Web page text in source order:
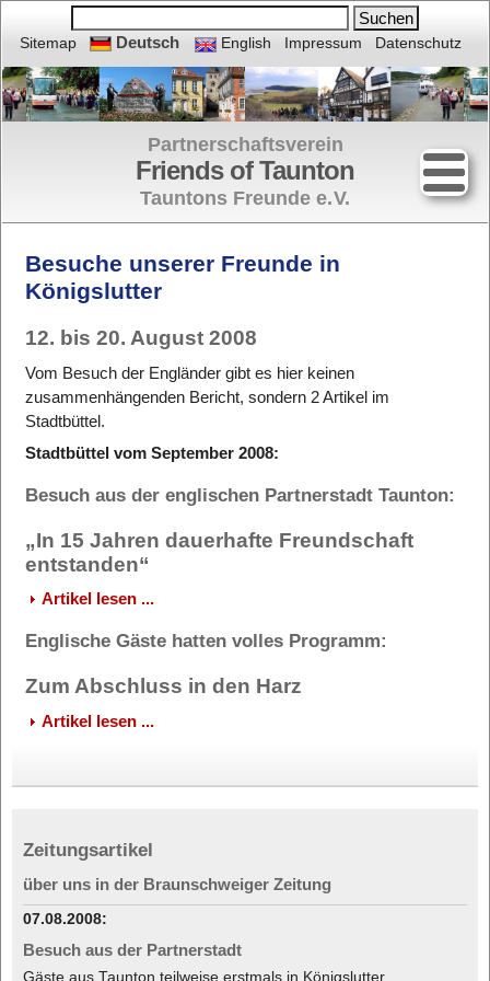
Sitemap Deutsch English Impressum Datenschutz
Partnerschaftsverein
Friends of Taunton
Tauntons Freunde e.V.
Besuche unserer Freunde in
Königslutter
12. bis 20. August 2008
Vom Besuch der Engländer gibt es hier keinen
zusammenhängenden Bericht, sondern 2 Artikel im
Stadtbüttel.
Stadtbüttel vom September 2008:
Besuch aus der englischen Partnerstadt Taunton:
„In 15 Jahren dauerhafte Freundschaft
entstanden“
Artikel lesen ...
Englische Gäste hatten volles Programm:
Zum Abschluss in den Harz
Artikel lesen ...
Zeitungsartikel
über uns in der Braunschweiger Zeitung
07.08.2008:
Besuch aus der Partnerstadt
Gäste aus Taunton teilweise erstmals in Königslutter